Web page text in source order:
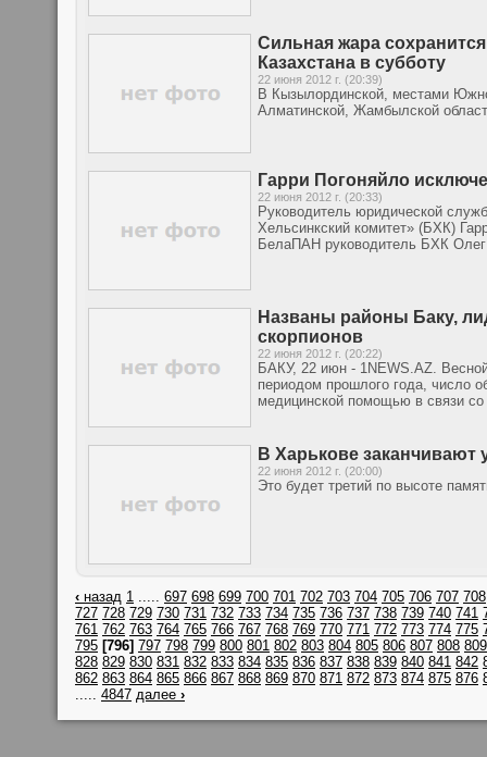
Сильная жара
Казахстана в субботу
22 июня 2012 г. (20:39)
В Кызылординской, местами
Алматинской, Жамбылской
Гарри Погоняйло
22 июня 2012 г. (20:33)
Руководитель юридической
Хельсинкский комитет» (БХК)
БелаПАН руководитель БХК Олег
Названы районы Баку,
скорпионов
22 июня 2012 г. (20:22)
БАКУ, 22 июн - 1NEWS.AZ.
периодом прошлого года, число
медицинской помощью в связи
В Харькове заканчивают
22 июня 2012 г. (20:00)
Это будет третий по высоте
‹ назад 1 ..... 697 698 699 700 701 702 703 704 705 706 707 708
727 728 729 730 731 732 733 734 735 736 737 738 739 740 741
761 762 763 764 765 766 767 768 769 770 771 772 773 774 775
795 [796] 797 798 799 800 801 802 803 804 805 806 807 808 809
828 829 830 831 832 833 834 835 836 837 838 839 840 841 842
862 863 864 865 866 867 868 869 870 871 872 873 874 875 876
..... 4847 далее ›